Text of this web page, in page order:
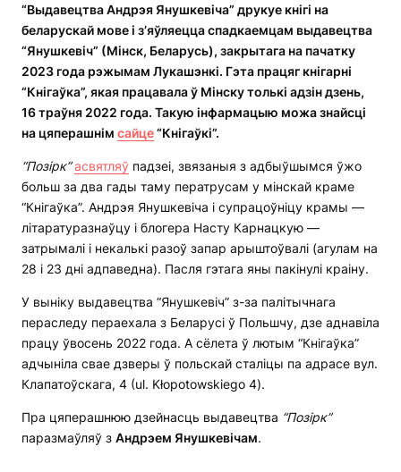
“Выдавецтва Андрэя Янушкевіча” друкуе кнігі на
беларускай мове і з’яўляецца спадкаемцам выдавецтва
“Янушкевіч” (Мінск, Беларусь), закрытага на пачатку
2023 года рэжымам Лукашэнкі. Гэта працяг кнігарні
“Кнігаўка”, якая працавала ў Мінску толькі адзін дзень,
16 траўня 2022 года. Такую інфармацыю можа знайсці
на цяперашнім сайце“Кнігаўкі”.
“Позірк” асвятляў падзеі, звязаныя з адбыўшымся ўжо
больш за два гады таму ператрусам у мінскай краме
“Кнігаўка”. Андрэя Янушкевіча і супрацоўніцу крамы —
літаратуразнаўцу і блогера Насту Карнацкую —
затрымалі і некалькі разоў запар арыштоўвалі (агулам на
28 і 23 дні адпаведна). Пасля гэтага яны пакінулі краіну.
У выніку выдавецтва “Янушкевіч” з-за палітычнага
пераследу пераехала з Беларусі ў Польшчу, дзе аднавіла
працу ўвосень 2022 года. А сёлета ў лютым “Кнігаўка”
адчыніла свае дзверы ў польскай сталіцы па адрасе вул.
Клапатоўскага, 4 (ul. Kłopotowskiego 4).
Пра цяперашнюю дзейнасць выдавецтва “Позірк”
паразмаўляў з Андрэем Янушкевічам.